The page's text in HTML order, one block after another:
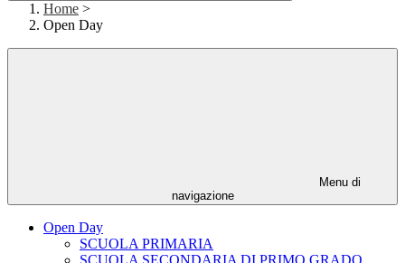
Home >
Open Day
Menu di
navigazione
Open Day
SCUOLA PRIMARIA